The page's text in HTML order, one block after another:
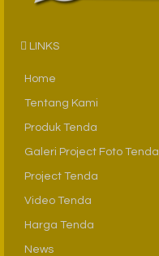
LINKS
Home
Tentang Kami
Produk Tenda
Galeri Project Foto Tenda
Project Tenda
Video Tenda
Harga Tenda
News